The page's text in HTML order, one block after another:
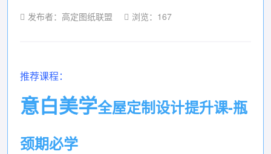
发布者：高定图纸联盟 浏览：167
推荐课程：
意白美学全屋定制设计提升课-瓶
颈期必学